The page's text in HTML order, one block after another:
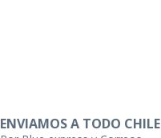
ENVIAMOS A TODO CHILE